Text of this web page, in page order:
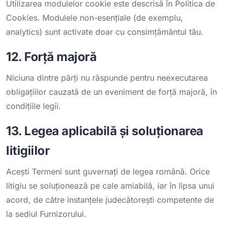
Utilizarea modulelor cookie este descrisă în Politica de
Cookies. Modulele non-esențiale (de exemplu,
analytics) sunt activate doar cu consimțământul tău.
12. Forță majoră
Niciuna dintre părți nu răspunde pentru neexecutarea
obligațiilor cauzată de un eveniment de forță majoră, în
condițiile legii.
13. Legea aplicabilă și soluționarea
litigiilor
Acești Termeni sunt guvernați de legea română. Orice
litigiu se soluționează pe cale amiabilă, iar în lipsa unui
acord, de către instanțele judecătorești competente de
la sediul Furnizorului.